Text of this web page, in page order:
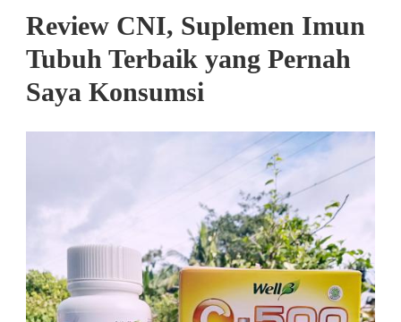
Review CNI, Suplemen Imun
Tubuh Terbaik yang Pernah
Saya Konsumsi